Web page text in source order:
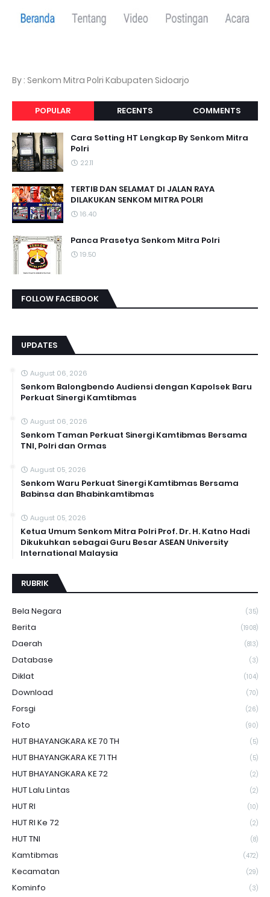
By : Senkom Mitra Polri Kabupaten Sidoarjo
POPULAR RECENTS COMMENTS
Cara Setting HT Lengkap By Senkom Mitra
Polri
22.11
TERTIB DAN SELAMAT DI JALAN RAYA
DILAKUKAN SENKOM MITRA POLRI
16.40
Panca Prasetya Senkom Mitra Polri
19.50
FOLLOW FACEBOOK
UPDATES
August 06, 2026
Senkom Balongbendo Audiensi dengan Kapolsek Baru
Perkuat Sinergi Kamtibmas
August 06, 2026
Senkom Taman Perkuat Sinergi Kamtibmas Bersama
TNI, Polri dan Ormas
August 05, 2026
Senkom Waru Perkuat Sinergi Kamtibmas Bersama
Babinsa dan Bhabinkamtibmas
August 05, 2026
Ketua Umum Senkom Mitra Polri Prof. Dr. H. Katno Hadi
Dikukuhkan sebagai Guru Besar ASEAN University
International Malaysia
RUBRIK
Bela Negara (35)
Berita (1908)
Daerah (813)
Database (3)
Diklat (104)
Download (70)
Forsgi (26)
Foto (90)
HUT BHAYANGKARA KE 70 TH (5)
HUT BHAYANGKARA KE 71 TH (5)
HUT BHAYANGKARA KE 72 (2)
HUT Lalu Lintas (2)
HUT RI (10)
HUT RI Ke 72 (2)
HUT TNI (8)
Kamtibmas (472)
Kecamatan (29)
Kominfo (3)